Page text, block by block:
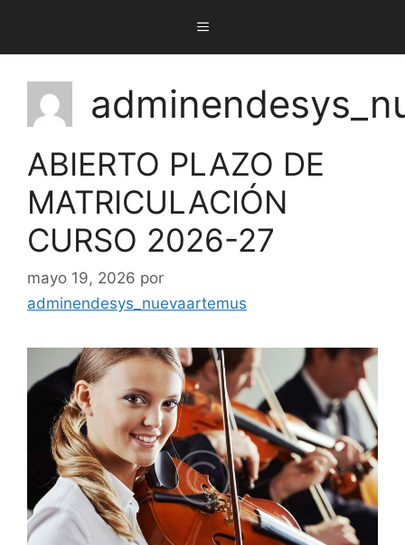
ABIERTO PLAZO DE
MATRICULACIÓN
CURSO 2026-27
mayo 19, 2026 por
adminendesys_nuevaartemus